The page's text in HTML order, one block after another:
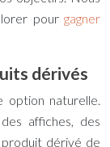
pour gagner
dérivés
option naturelle.
affiches, des
dérivé de